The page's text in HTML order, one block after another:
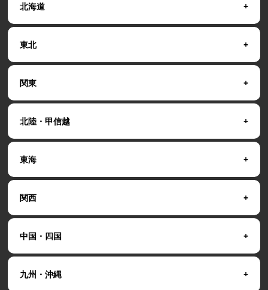
北海道
東北
関東
北陸・甲信越
東海
関西
中国・四国
九州・沖縄